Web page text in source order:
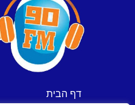
דף הבית